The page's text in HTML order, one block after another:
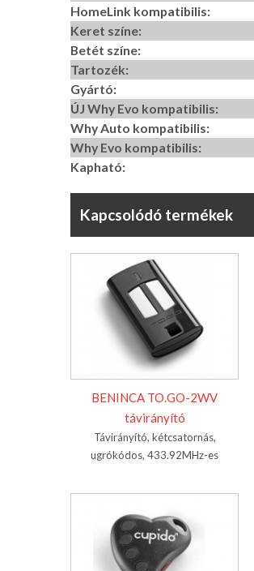
HomeLink kompatibilis:
Keret színe:
Betét színe:
Tartozék:
Gyártó:
ÚJ Why Evo kompatibilis:
Why Auto kompatibilis:
Why Evo kompatibilis:
Kapható:
Kapcsolódó termékek
BENINCA TO.GO-2WV
távirányító
Távirányító, kétcsatornás,
ugrókódos, 433.92MHz-es